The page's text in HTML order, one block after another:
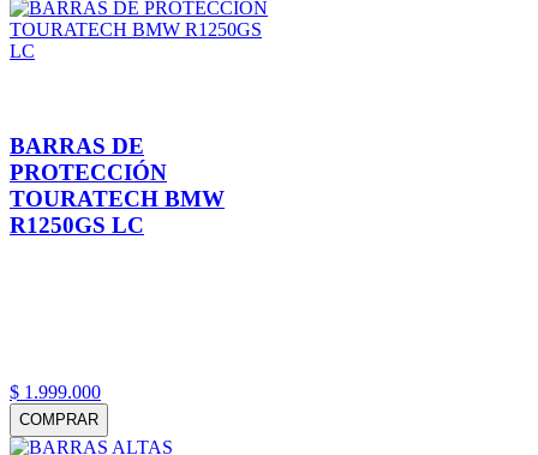
BARRAS DE
PROTECCIÓN
TOURATECH BMW
R1250GS LC
$ 1 .999.000
COMPRAR